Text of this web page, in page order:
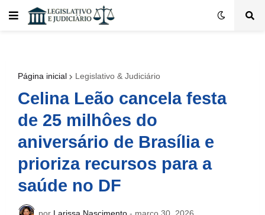
Página inicial Legislativo & Judiciário
Celina Leão cancela festa
de 25 milhôes do
aniversário de Brasília e
prioriza recursos para a
saúde no DF
por Larissa Nascimento - março 30, 2026